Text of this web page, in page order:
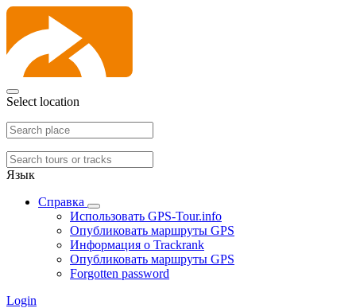
Select location
Язык
Справка
Использовать GPS-Tour.info
Опубликовать маршруты GPS
Информация о Trackrank
Опубликовать маршруты GPS
Forgotten password
Login